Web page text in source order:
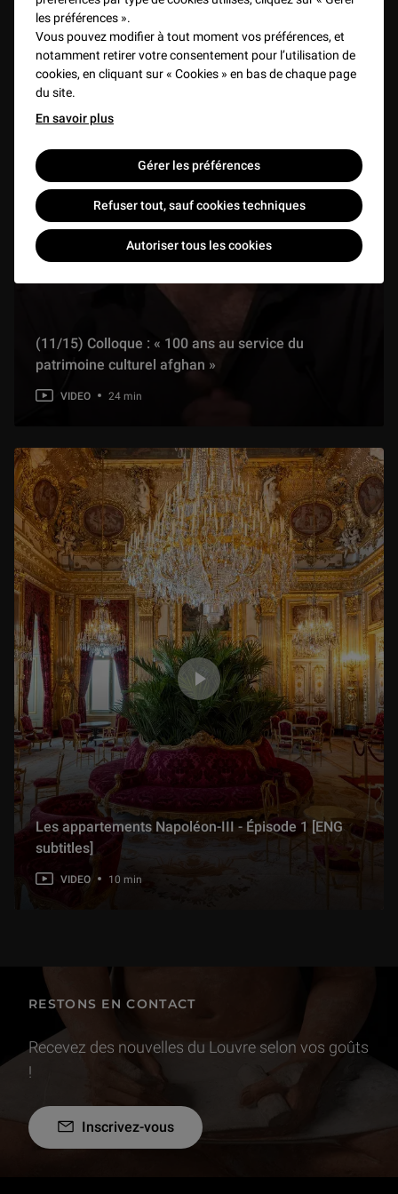
les préférences ».
Vous pouvez modifier à tout moment vos préférences, et
notamment retirer votre consentement pour l’utilisation de
cookies, en cliquant sur « Cookies » en bas de chaque page
du site.
En savoir plus
Gérer les préférences
Refuser tout, sauf cookies techniques
Autoriser tous les cookies
(17/18) Pourquoi et comment attribuer ? Table ronde
28 min
Conclusion de la journée par Salvatore Settis (18/18)
(11/15) Colloque : « 100 ans au service du
patrimoine culturel afghan »
VIDEO 24 min
Les appartements Napoléon-III - Épisode 1 [ENG
subtitles]
VIDEO 10 min
RESTONS EN CONTACT
Recevez des nouvelles du Louvre selon vos goûts
!
Inscrivez-vous